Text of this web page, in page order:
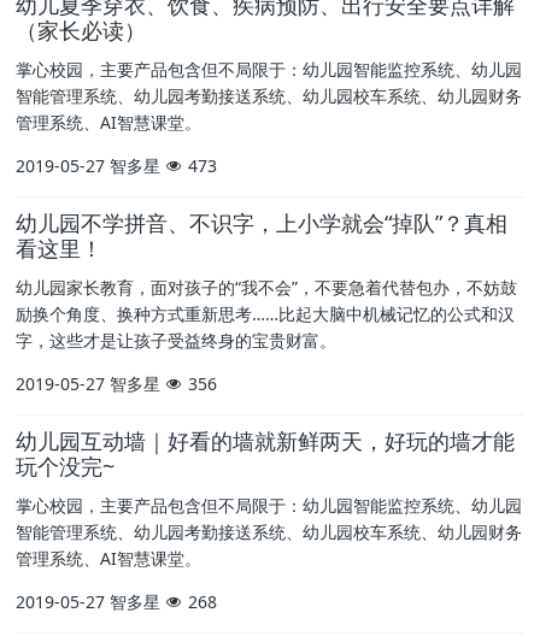
（家长必读）
掌心校园，主要产品包含但不局限于：幼儿园智能监控系统、幼儿园
智能管理系统、幼儿园考勤接送系统、幼儿园校车系统、幼儿园财务
管理系统、AI智慧课堂。
2019-05-27 智多星 473
幼儿园不学拼音、不识字，上小学就会“掉队”？真相
看这里！
幼儿园家长教育，面对孩子的“我不会”，不要急着代替包办，不妨鼓
励换个角度、换种方式重新思考……比起大脑中机械记忆的公式和汉
字，这些才是让孩子受益终身的宝贵财富。
2019-05-27 智多星 356
幼儿园互动墙｜好看的墙就新鲜两天，好玩的墙才能
玩个没完~
掌心校园，主要产品包含但不局限于：幼儿园智能监控系统、幼儿园
智能管理系统、幼儿园考勤接送系统、幼儿园校车系统、幼儿园财务
管理系统、AI智慧课堂。
2019-05-27 智多星 268